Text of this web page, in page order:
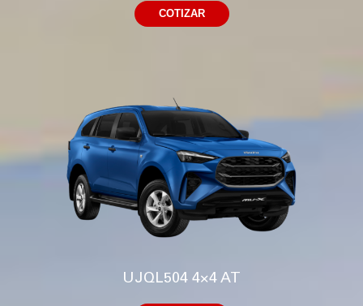
COTIZAR
UJQL504 4×4 AT